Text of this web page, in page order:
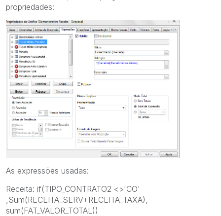
propriedades:
As expressões usadas:
Receita: if(TIPO_CONTRATO2 <>'CO'
,Sum(RECEITA_SERV+RECEITA_TAXA),
sum(FAT_VALOR_TOTAL))